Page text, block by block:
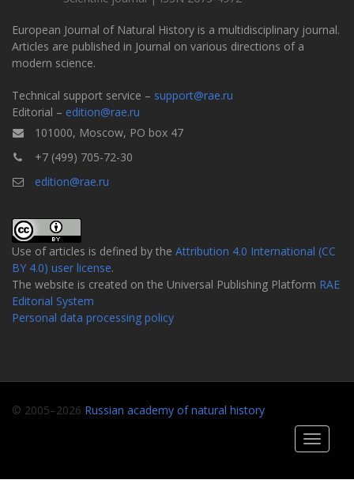
European Journal of Natural History is a multidisciplinary journal.
Articles are published in Journal on various directions of a
modern science.
Technical support service – support@rae.ru
Editorial – edition@rae.ru
101000, Moscow, PO box 47
+7 (499) 705-72-30
edition@rae.ru
Use of articles is defined by the Attribution 4.0 International (CC
BY 4.0) user license.
The website is created on the Universal Publishing Platform RAE
Editorial System
Personal data processing policy
© 2005–2026 Russian academy of natural history
Toggle